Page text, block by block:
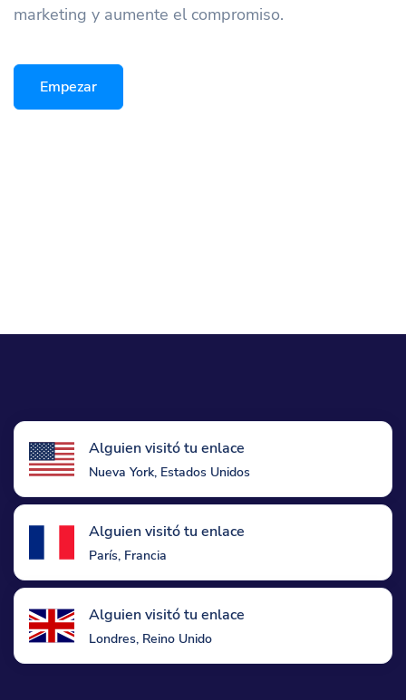
marketing y aumente el compromiso.
Empezar
Alguien visitó tu enlace
Nueva York, Estados Unidos
Alguien visitó tu enlace
París, Francia
Alguien visitó tu enlace
Londres, Reino Unido